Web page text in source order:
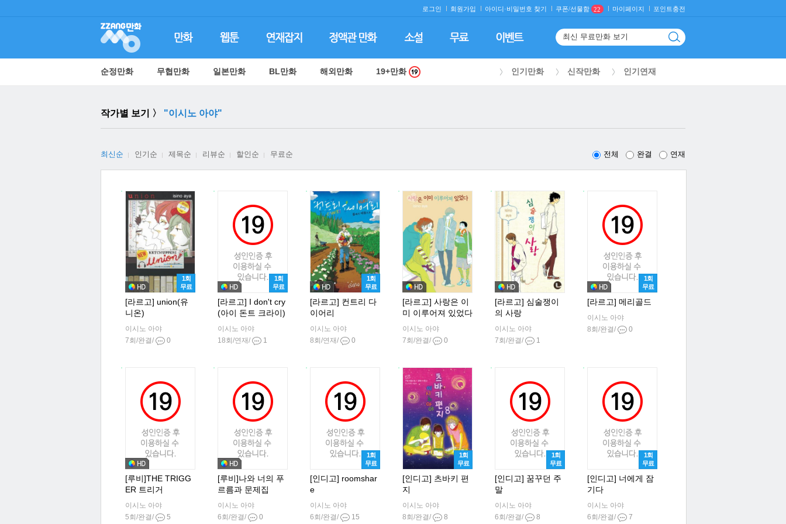
로그인 회원가입 아이디·비밀번호 찾기 쿠폰/선물함 22 마이페이지 포인트충전
순정만화 무협만화 일본만화 BL만화 해외만화 19+만화 인기만화 신작만화 인기연재
작가별 보기 〉 "이시노 아야"
최신순 인기순 제목순 리뷰순 할인순 무료순 전체 완결 연재
1회
무료
[라르고] union(유
니온)
이시노 아야
7회/완결/
0
1회
무료
[라르고] I don't cry
(아이 돈트 크라이)
이시노 아야
18회/연재/
1
1회
무료
[라르고] 컨트리 다
이어리
이시노 아야
8회/연재/
0
[라르고] 사랑은 이
미 이루어져 있었다
이시노 아야
7회/완결/
0
[라르고] 심술쟁이
의 사랑
이시노 아야
7회/완결/
1
1회
무료
[라르고] 메리골드
이시노 아야
8회/완결/
0
[루비]THE TRIGG
ER 트리거
이시노 아야
5회/완결/
5
[루비]나와 너의 푸
르름과 문제집
이시노 아야
6회/완결/
0
1회
무료
[인디고] roomshar
e
이시노 아야
6회/완결/
15
1회
무료
[인디고] 츠바키 편
지
이시노 아야
8회/완결/
8
1회
무료
[인디고] 꿈꾸던 주
말
이시노 아야
6회/완결/
8
1회
무료
[인디고] 너에게 잠
기다
이시노 아야
6회/완결/
7